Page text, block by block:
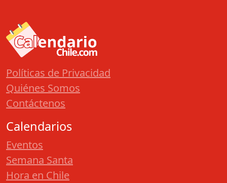
Políticas de Privacidad
Quiénes Somos
Contáctenos
Calendarios
Eventos
Semana Santa
Hora en Chile